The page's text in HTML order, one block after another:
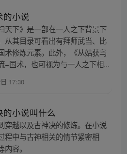
的小说
天下》是一部在一人之下背景下
从其目录可看出有拜师武当、比
术修炼元素。此外，《从姑获鸟
+国术，也可视为与一人之下相...
17:30
的小说叫什么
穿越以及古神决的修炼。在小说
程中与古神相关的情节紧密相
容。